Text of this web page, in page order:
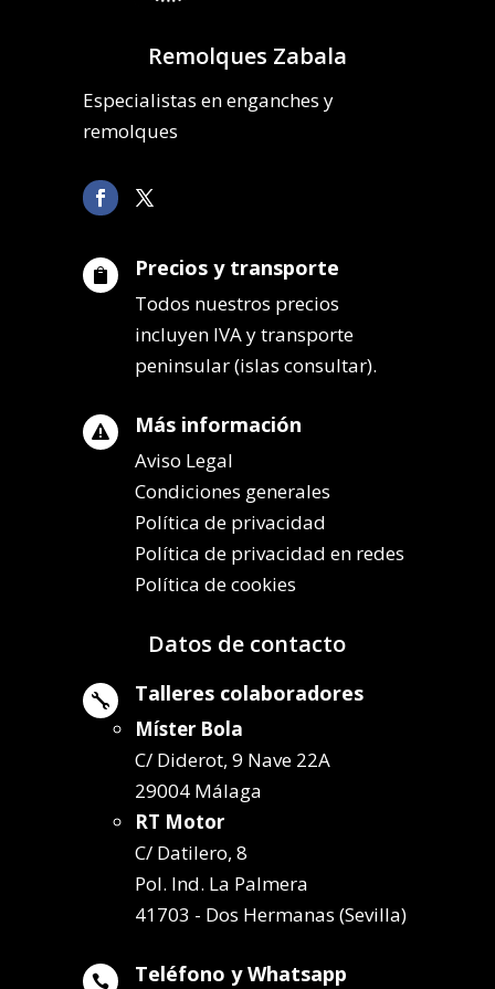
Remolques Zabala
Especialistas en enganches y
remolques
 Precios y transporte
Todos nuestros precios
incluyen IVA y transporte
peninsular (islas consultar).
 Más información
Aviso Legal
Condiciones generales
Política de privacidad
Política de privacidad en redes
Política de cookies
Datos de contacto
 Talleres colaboradores
Míster Bola
C/ Diderot, 9 Nave 22A
29004 Málaga
RT Motor
C/ Datilero, 8
Pol. Ind. La Palmera
41703 - Dos Hermanas (Sevilla)
 Teléfono y Whatsapp